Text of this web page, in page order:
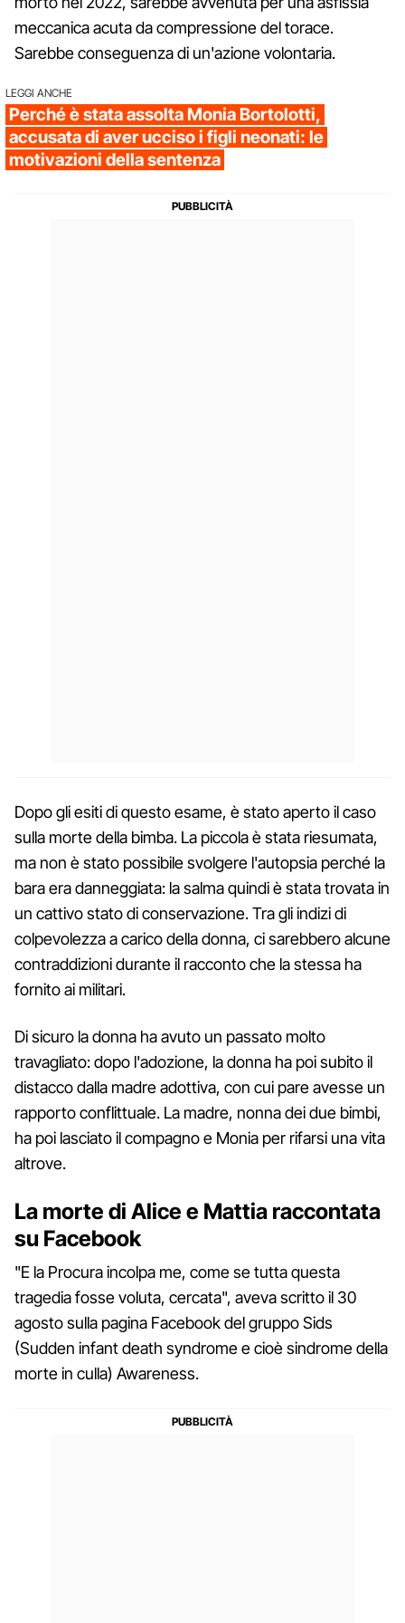
meccanica acuta da compressione del torace.
Sarebbe conseguenza di un'azione volontaria.
LEGGI ANCHE
Perché è stata assolta Monia Bortolotti,
accusata di aver ucciso i figli neonati: le
motivazioni della sentenza
Dopo gli esiti di questo esame, è stato aperto il caso
sulla morte della bimba. La piccola è stata riesumata,
ma non è stato possibile svolgere l'autopsia perché la
bara era danneggiata: la salma quindi è stata trovata in
un cattivo stato di conservazione. Tra gli indizi di
colpevolezza a carico della donna, ci sarebbero alcune
contraddizioni durante il racconto che la stessa ha
fornito ai militari.
Di sicuro la donna ha avuto un passato molto
travagliato: dopo l'adozione, la donna ha poi subito il
distacco dalla madre adottiva, con cui pare avesse un
rapporto conflittuale. La madre, nonna dei due bimbi,
ha poi lasciato il compagno e Monia per rifarsi una vita
altrove.
La morte di Alice e Mattia raccontata
su Facebook
"E la Procura incolpa me, come se tutta questa
tragedia fosse voluta, cercata", aveva scritto il 30
agosto sulla pagina Facebook del gruppo Sids
(Sudden infant death syndrome e cioè sindrome della
morte in culla) Awareness.